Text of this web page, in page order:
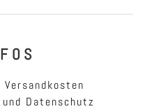
O S
Datenschutz